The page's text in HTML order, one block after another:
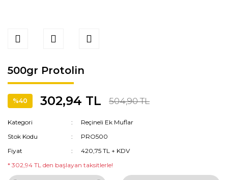
500gr Protolin
%40 302,94 TL 504,90 TL
Kategori
Reçineli Ek Muflar
Stok Kodu
PRO500
Fiyat
420,75 TL + KDV
* 302,94 TL den başlayan taksitlerle!